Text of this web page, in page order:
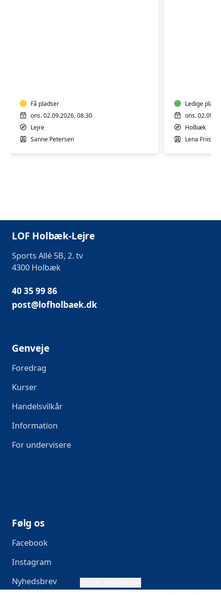
Få pladser
ons. 02.09.2026, 08.30
Lejre
Sanne Petersen
Ledige
ons.
Holbæk
Lena Friis
LOF Holbæk-Lejre
Sports Allé 5B, 2. tv
4300 Holbæk
40 35 99 86
post@lofholbaek.dk
Genveje
Foredrag
Kurser
Handelsvilkår
Information
For undervisere
Følg os
Facebook
Instagram
Nyhedsbrev